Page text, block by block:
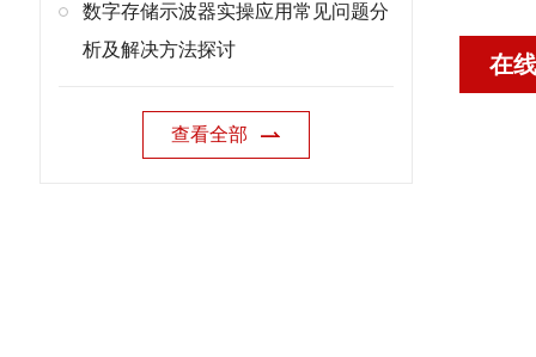
数字存储示波器实操应用常见问题分
析及解决方法探讨
查看全部
在